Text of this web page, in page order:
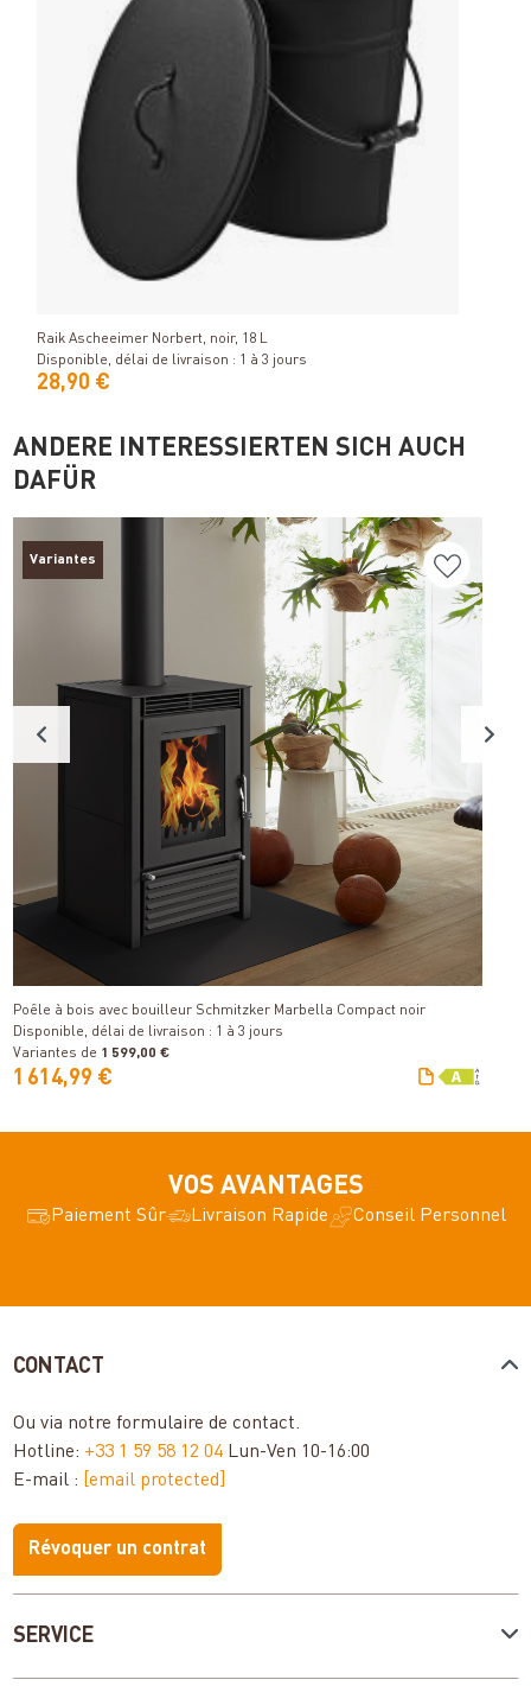
Raik Ascheeimer Norbert, noir, 18 L
Disponible, délai de livraison : 1 à 3 jours
28,90 €
ANDERE INTERESSIERTEN SICH AUCH
DAFÜR
Variantes
Détails
Poêle à bois avec bouilleur Schmitzker Marbella Compact noir
Disponible, délai de livraison : 1 à 3 jours
Variantes de 1 599,00 €
1 614,99 €
VOS AVANTAGES
Paiement Sûr Livraison Rapide Conseil Personnel
SERVICE
CONTACT
Ou via notreformulaire de contact.
Hotline: +33 1 59 58 12 04 Lun-Ven 10-16:00
E-mail : [email protected]
Révoquer un contrat